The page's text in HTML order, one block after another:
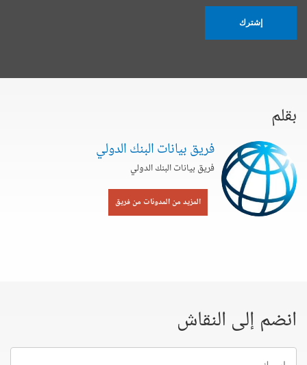
إشترك
بقلم
فريق بيانات البنك الدولي
فريق بيانات البنك الدولي
المزيد من المدونات من فريق
انضم إلى النقاش
إسمك